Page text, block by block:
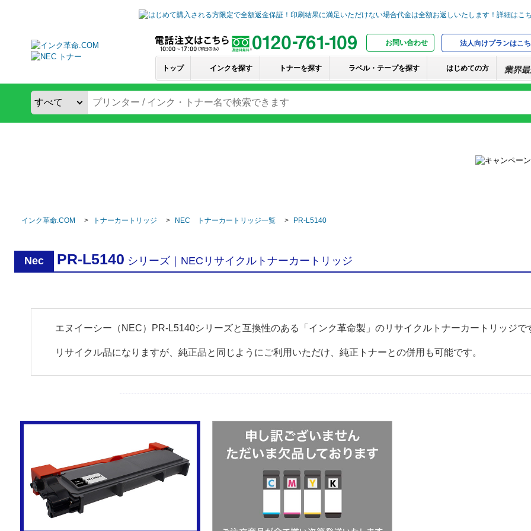
お問い合わせ 法人向けプランはこ
トップ インクを探す トナーを探す ラベル・テープを探す はじめての方
インク革命.COM トナーカートリッジ NEC トナーカートリッジ一覧 PR-L5140
Nec PR-L5140 シリーズ｜NECリサイクルトナーカートリッジ
エヌイーシー（NEC）PR-L5140シリーズと互換性のある「インク革命製」のリサイクルトナーカートリッジで
リサイクル品になりますが、純正品と同じようにご利用いただけ、純正トナーとの併用も可能です。